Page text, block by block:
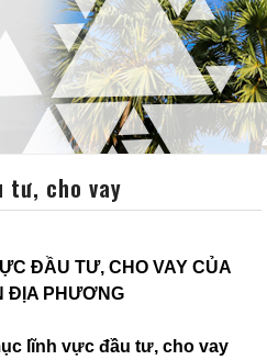
tư, cho vay
ĐẦU TƯ, CHO VAY CỦA
ĐỊA PHƯƠNG
lĩnh vực đầu tư, cho vay